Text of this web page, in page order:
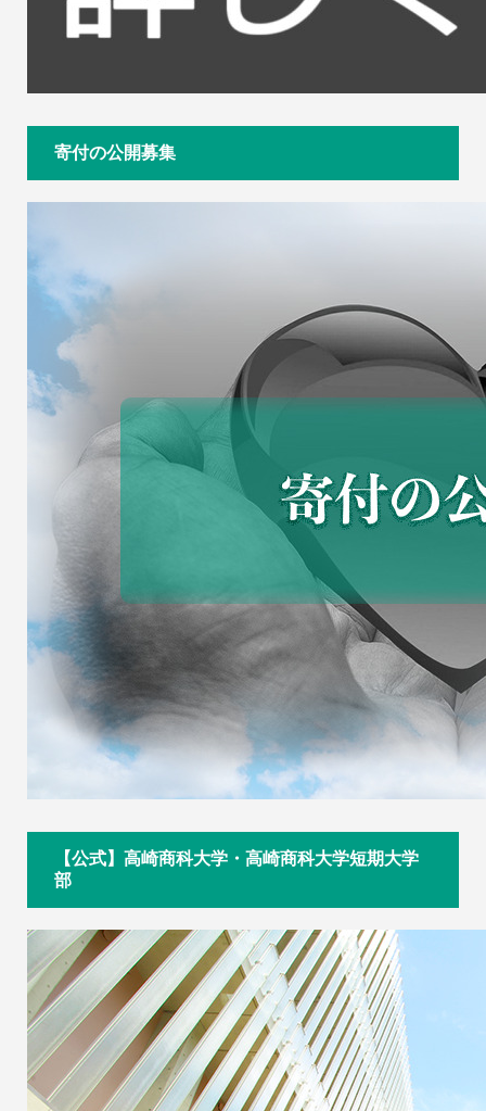
寄付の公開募集
【公式】高崎商科大学・高崎商科大学短期大学
部